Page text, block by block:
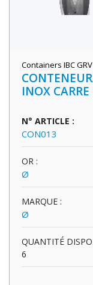
Containers IBC GRV
INOX
N° ARTICLE :
CON013
OR :
Ø
MARQUE :
Ø
QUANTITÉ
6